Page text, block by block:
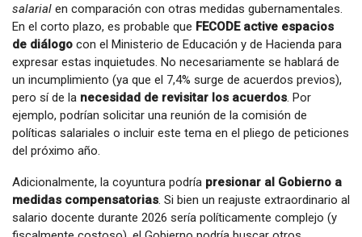
salarial en comparación con otras medidas gubernamentales.
En el corto plazo, es probable que FECODE active espacios
de diálogo con el Ministerio de Educación y de Hacienda para
expresar estas inquietudes. No necesariamente se hablará de
un incumplimiento (ya que el 7,4% surge de acuerdos previos),
pero sí de la necesidad de revisitar los acuerdos. Por
ejemplo, podrían solicitar una reunión de la comisión de
políticas salariales o incluir este tema en el pliego de peticiones
del próximo año.
Adicionalmente, la coyuntura podría presionar al Gobierno a
medidas compensatorias. Si bien un reajuste extraordinario al
salario docente durante 2026 sería políticamente complejo (y